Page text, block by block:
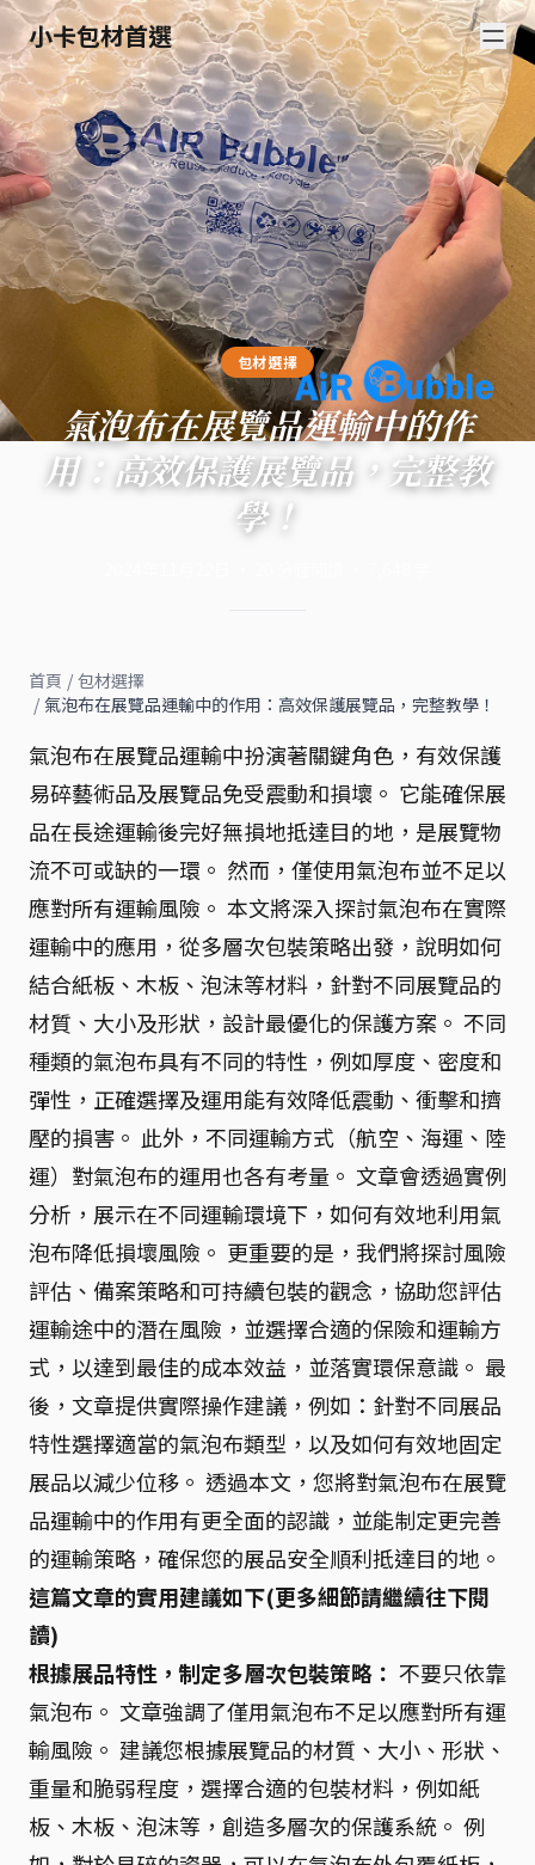
小卡包材首選
包材選擇
氣泡布在展覽品運輸中的作
用：高效保護展覽品，完整教
學！
首頁 / 包材選擇
/ 氣泡布在展覽品運輸中的作用：高效保護展覽品，完整教學！
氣泡布在展覽品運輸中扮演著關鍵角色，有效保護
易碎藝術品及展覽品免受震動和損壞。 它能確保展
品在長途運輸後完好無損地抵達目的地，是展覽物
流不可或缺的一環。 然而，僅使用氣泡布並不足以
應對所有運輸風險。 本文將深入探討氣泡布在實際
運輸中的應用，從多層次包裝策略出發，說明如何
結合紙板、木板、泡沫等材料，針對不同展覽品的
材質、大小及形狀，設計最優化的保護方案。 不同
種類的氣泡布具有不同的特性，例如厚度、密度和
彈性，正確選擇及運用能有效降低震動、衝擊和擠
壓的損害。 此外，不同運輸方式（航空、海運、陸
運）對氣泡布的運用也各有考量。 文章會透過實例
分析，展示在不同運輸環境下，如何有效地利用氣
泡布降低損壞風險。 更重要的是，我們將探討風險
評估、備案策略和可持續包裝的觀念，協助您評估
運輸途中的潛在風險，並選擇合適的保險和運輸方
式，以達到最佳的成本效益，並落實環保意識。 最
後，文章提供實際操作建議，例如：針對不同展品
特性選擇適當的氣泡布類型，以及如何有效地固定
展品以減少位移。 透過本文，您將對氣泡布在展覽
品運輸中的作用有更全面的認識，並能制定更完善
的運輸策略，確保您的展品安全順利抵達目的地。
這篇文章的實用建議如下(更多細節請繼續往下閱
讀)
根據展品特性，制定多層次包裝策略： 不要只依靠
氣泡布。 文章強調了僅用氣泡布不足以應對所有運
輸風險。 建議您根據展覽品的材質、大小、形狀、
重量和脆弱程度，選擇合適的包裝材料，例如紙
板、木板、泡沫等，創造多層次的保護系統。 例